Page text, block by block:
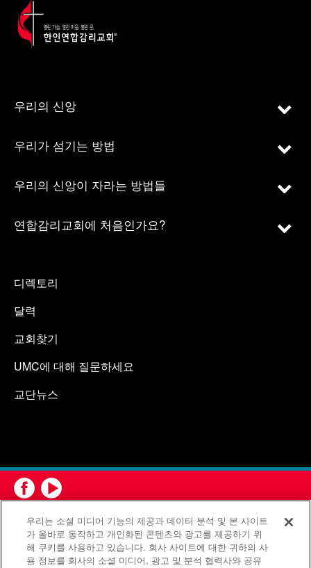
우리의 신앙
우리가 섬기는 방법
우리의 신앙이 자라는 방법들
연합감리교회에 처음인가요?
디렉토리
달력
교회찾기
UMC에 대해 질문하세요
교단뉴스
연합감리교회 공보부(United Methodist Communications)는 연
우리는 소셜 미디어 기능의 제공과 데이터 분석 및 본 사이트
가 올바로 동작하고 개인화된 콘텐츠와 광고를 제공하기 위
해 쿠키를 사용하고 있습니다. 회사 사이트에 대한 귀하의 사
용 정보를 회사의 소셜 미디어, 광고 및 분석 협력사와 공유